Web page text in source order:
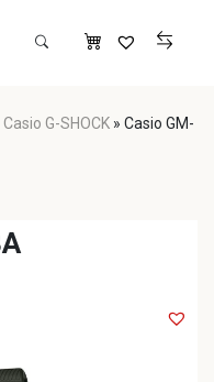
Casio G-SHOCK » Casio GM-